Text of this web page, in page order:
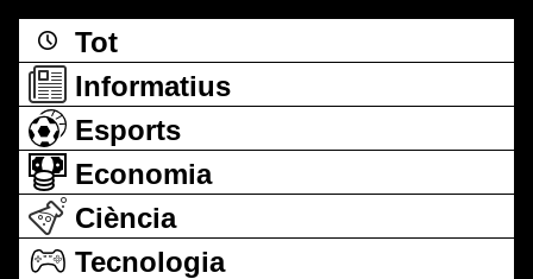
Tot
Informatius
Esports
Economia
Ciència
Tecnologia